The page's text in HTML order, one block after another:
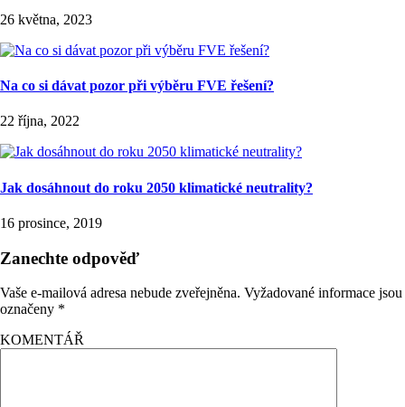
26 května, 2023
Na co si dávat pozor při výběru FVE řešení?
22 října, 2022
Jak dosáhnout do roku 2050 klimatické neutrality?
16 prosince, 2019
Zanechte odpověď
Vaše e-mailová adresa nebude zveřejněna. Vyžadované informace jsou
označeny *
KOMENTÁŘ